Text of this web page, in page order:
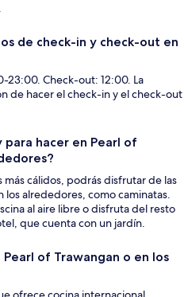
de check-in y check-out en
23:00. Check-out: 12:00. La
de hacer el check-in y el check-out
hacer en Pearl of
más cálidos, podrás disfrutar de las
alrededores, como caminatas.
al aire libre o disfruta del resto
que cuenta con un jardín.
of Trawangan o en los